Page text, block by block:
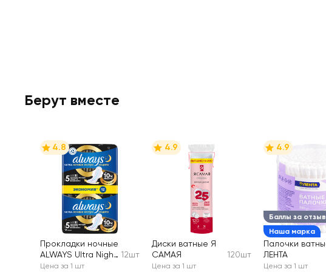
Берут вместе
4.8
Прокладки ночные
ALWAYS Ultra Night
Экстра защита, с
12шт
Цена за 1 шт
4.9
Диски ватные Я
САМАЯ
120шт
Цена за 1 шт
Баллы за отзыв
Наша марка
4.9
Палочки
ЛЕНТА
Цена за 1 шт